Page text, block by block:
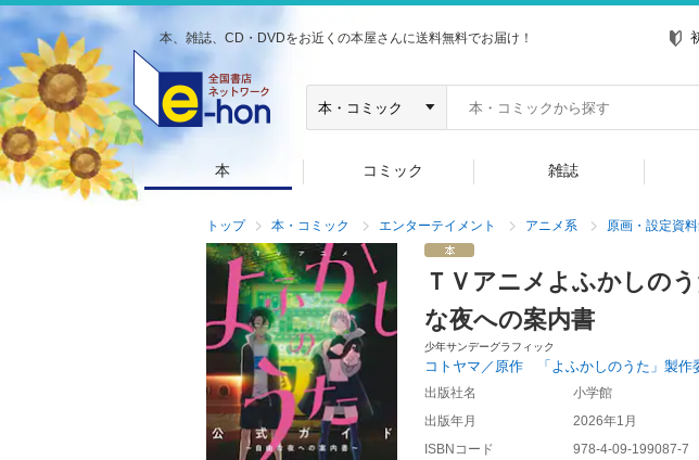
本、雑誌、CD・DVDをお近くの本屋さんに送料無料でお届け！
本 コミック 雑誌
トップ 本・コミック エンターテイメント アニメ系 原画・設定資
ＴＶアニメよふかしの
な夜への案内書
少年サンデーグラフィック
コトヤマ／原作 「よふかしのうた」製作
出版社名
小学館
出版年月
2026年1月
ISBNコード
978-4-09-199087-7